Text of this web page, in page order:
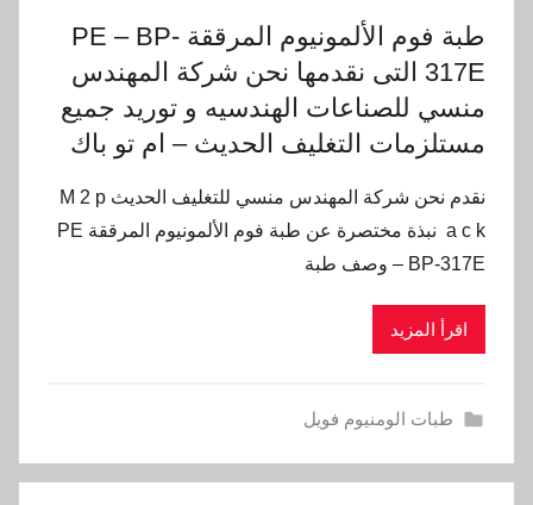
طبة فوم الألمونيوم المرققة PE – BP-
317E التى نقدمها نحن شركة المهندس
منسي للصناعات الهندسيه و توريد جميع
مستلزمات التغليف الحديث – ام تو باك
نقدم نحن شركة المهندس منسي للتغليف الحديث M 2 p
a c k نبذة مختصرة عن طبة فوم الألمونيوم المرققة PE
– BP-317E وصف طبة
اقرأ المزيد
طبات الومنيوم فويل